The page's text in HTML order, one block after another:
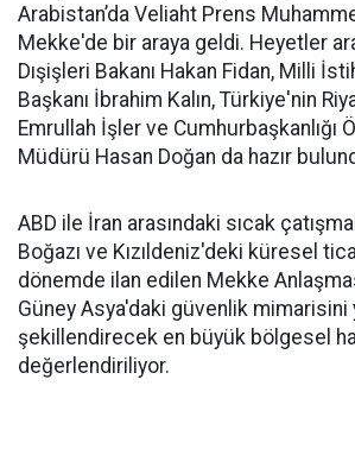
Arabistan’da Veliaht Prens
Mekke'de bir araya geldi. Heyetler
Dışişleri Bakanı Hakan Fidan, Milli
Başkanı İbrahim Kalın, Türkiye'nin
Emrullah İşler ve Cumhurbaşkanlığı
Müdürü Hasan Doğan da hazır
ABD ile İran arasındaki sıcak
Boğazı ve Kızıldeniz'deki küresel
dönemde ilan edilen Mekke
Güney Asya'daki güvenlik mimarisini
şekillendirecek en büyük bölgesel
değerlendiriliyor.